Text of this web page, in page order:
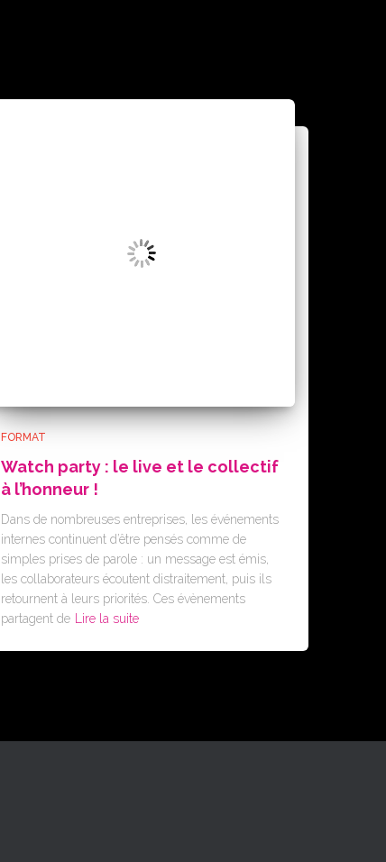
FORMAT
Watch party : le live et le collectif
à l’honneur !
Dans de nombreuses entreprises, les événements
internes continuent d’être pensés comme de
simples prises de parole : un message est émis,
les collaborateurs écoutent distraitement, puis ils
retournent à leurs priorités. Ces évènements
partagent de
Lire la suite